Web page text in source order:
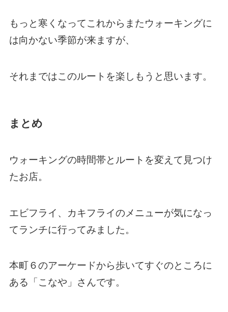
もっと寒くなってこれからまたウォーキングに
は向かない季節が来ますが、
それまではこのルートを楽しもうと思います。
まとめ
ウォーキングの時間帯とルートを変えて見つけ
たお店。
エビフライ、カキフライのメニューが気になっ
てランチに行ってみました。
本町６のアーケードから歩いてすぐのところに
ある「こなや」さんです。